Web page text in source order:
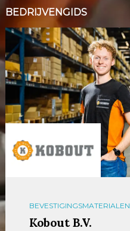
BEDRIJVENGIDS
BEVESTIGINGSMATERIALEN
Kobout B.V.